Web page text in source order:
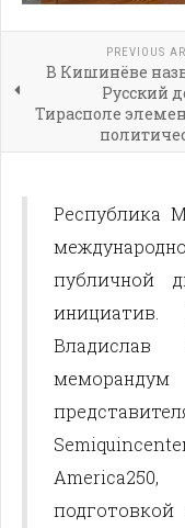
PREVIOUS
В Кишинёве
Русский
Тирасполе
Республика
публичной
Владислав